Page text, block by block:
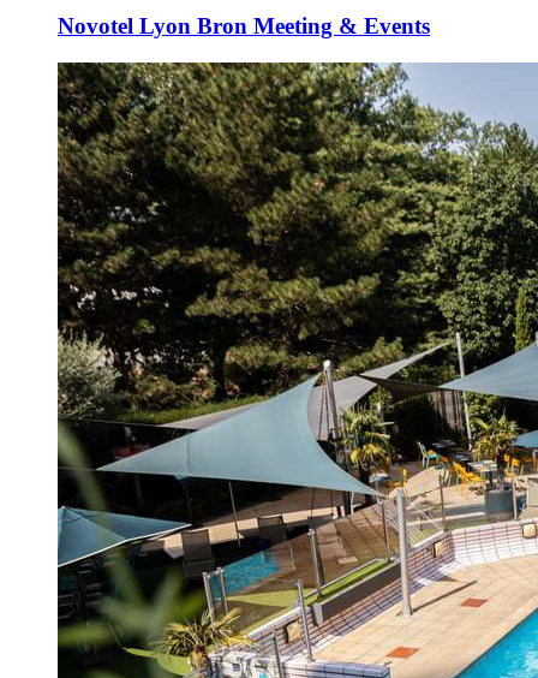
Novotel Lyon Bron Meeting & Events